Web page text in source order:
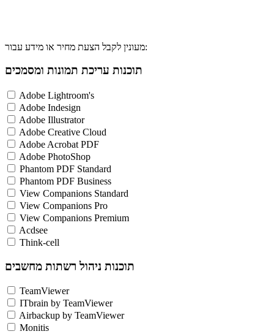
מעונין לקבל הצעת מחיר או מידע עבור:
תוכנות עריכת תמונות ומסמכים
Adobe Lightroom's
Adobe Indesign
Adobe Illustrator
Adobe Creative Cloud
Adobe Acrobat PDF
Adobe PhotoShop
Phantom PDF Standard
Phantom PDF Business
View Companions Standard
View Companions Pro
View Companions Premium
Acdsee
Think-cell
תוכנות ניהול רשתות מחשבים
TeamViewer
ITbrain by TeamViewer
Airbackup by TeamViewer
Monitis